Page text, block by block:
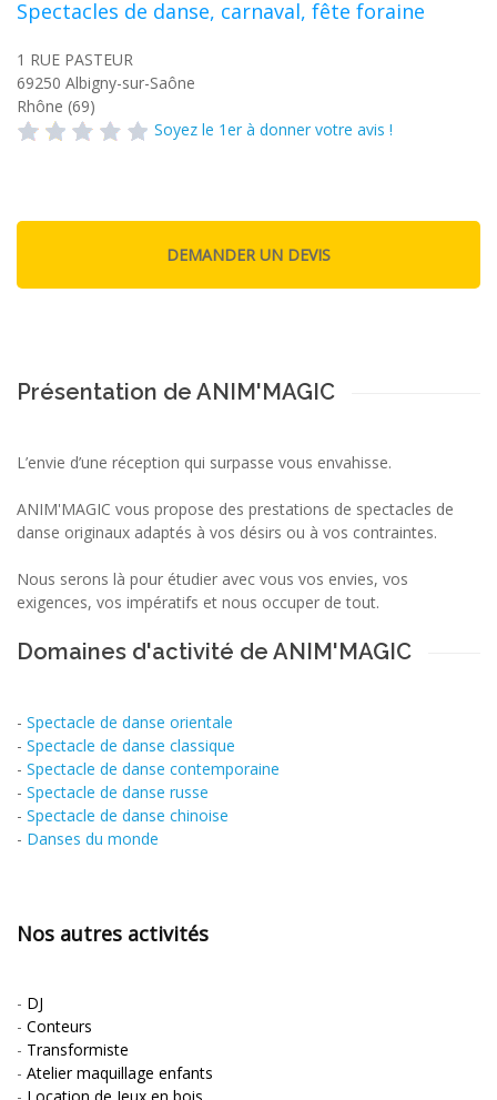
Spectacles de danse, carnaval, fête foraine
1 RUE PASTEUR
69250 Albigny-sur-Saône
Rhône (69)
Soyez le 1er à donner votre avis !
Présentation de ANIM'MAGIC
L’envie d’une réception qui surpasse vous envahisse.
ANIM'MAGIC vous propose des prestations de spectacles de
danse originaux adaptés à vos désirs ou à vos contraintes.
Nous serons là pour étudier avec vous vos envies, vos
exigences, vos impératifs et nous occuper de tout.
Domaines d'activité de ANIM'MAGIC
- Spectacle de danse orientale
- Spectacle de danse classique
- Spectacle de danse contemporaine
- Spectacle de danse russe
- Spectacle de danse chinoise
- Danses du monde
Nos autres activités
- DJ
- Conteurs
- Transformiste
- Atelier maquillage enfants